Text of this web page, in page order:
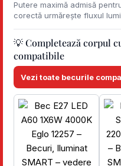
Putere maximă admisă
corectă urmărește fluxul
💡 Completează corpul
compatibile
Vezi toate becurile